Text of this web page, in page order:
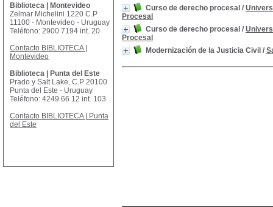
Curso de derecho procesal /
Procesal
Curso de derecho procesal /
Procesal
Modernización de la Justicia Civil /
Biblioteca | Montevideo
Zelmar Michelini 1220 C.P
11100 - Montevideo - Uruguay
Teléfono: 2900 7194 int. 20
Contacto BIBLIOTECA |
Montevideo
Biblioteca | Punta del Este
Prado y Salt Lake, C.P 20100
Punta del Este - Uruguay
Teléfono: 4249 66 12 int. 103
Contacto BIBLIOTECA | Punta
del Este